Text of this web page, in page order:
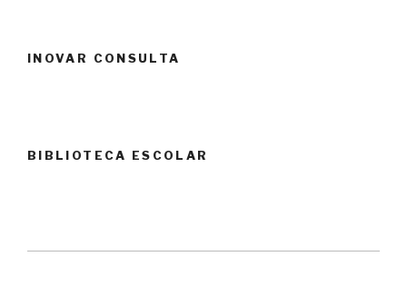
INOVAR CONSULTA
BIBLIOTECA ESCOLAR